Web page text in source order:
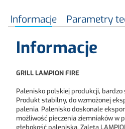
Informacje Parametry
Informacje
GRILL LAMPION FIRE
Palenisko polskiej produkcji,
Produkt stabilny, do wzmożonej
palenia. Palenisko doskonale
możliwość pieczenia ziemniaków w